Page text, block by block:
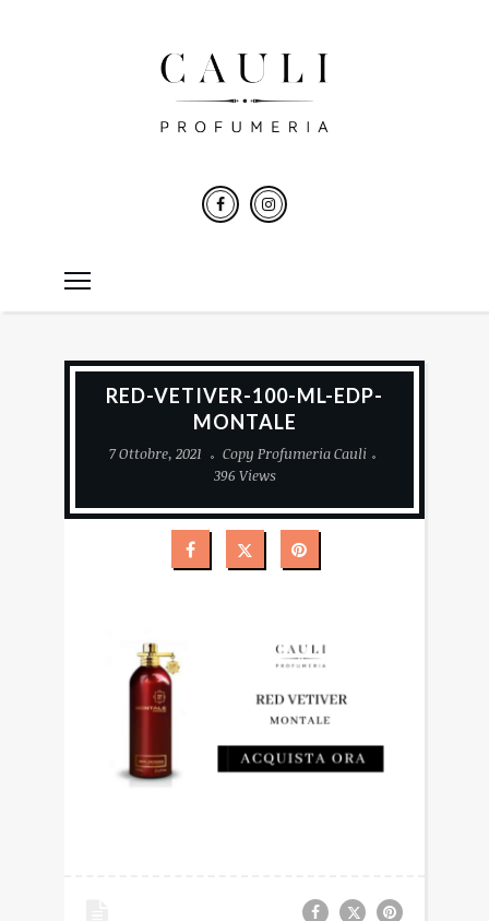
RED-VETIVER-100-ML-EDP-
MONTALE
7 Ottobre, 2021
Copy Profumeria Cauli
396 Views